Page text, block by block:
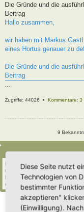
Die Gründe und die
Beitrag
Hallo zusammen,
wir haben mit Markus
eines Hortus genauer zu
Die Gründe und die
Beitrag
Zugriffe: 44026 • Kommentare: 3
9
Insgesamt sind351 Besucher
und 348 Gäste (basierend auf
Der Besucherrekord liegt bei
online waren.
Diese Seite nutzt
Technologien von
bestimmter
akzeptieren"
(Einwilligung).